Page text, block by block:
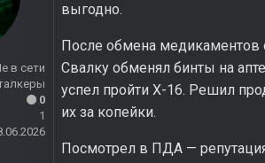
в сети
0
1
выгодно.
После обмена медикаментов
Свалку обменял бинты на
успел пройти Х-16. Решил
их за копейки.
Посмотрел в ПДА —